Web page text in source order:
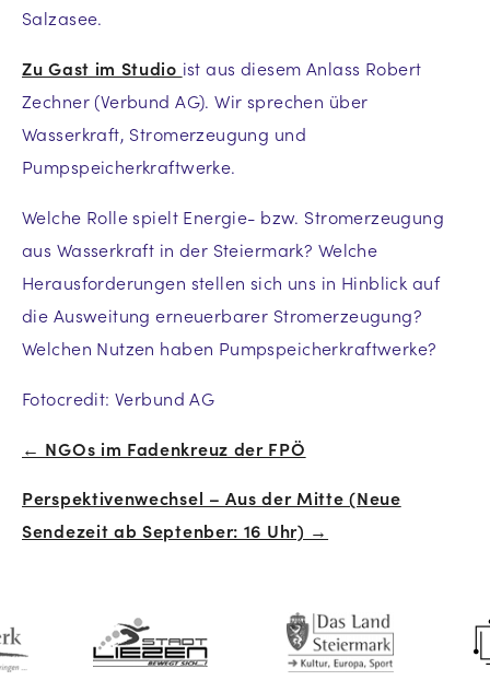
Salzasee.
Zu Gast im Studio ist aus diesem Anlass Robert
Zechner (Verbund AG). Wir sprechen über
Wasserkraft, Stromerzeugung und
Pumpspeicherkraftwerke.
Welche Rolle spielt Energie- bzw. Stromerzeugung
aus Wasserkraft in der Steiermark? Welche
Herausforderungen stellen sich uns in Hinblick auf
die Ausweitung erneuerbarer Stromerzeugung?
Welchen Nutzen haben Pumpspeicherkraftwerke?
Fotocredit: Verbund AG
Beitrags-
Navigation
← NGOs im Fadenkreuz der FPÖ
Perspektivenwechsel – Aus der Mitte (Neue
Sendezeit ab Septenber: 16 Uhr) →